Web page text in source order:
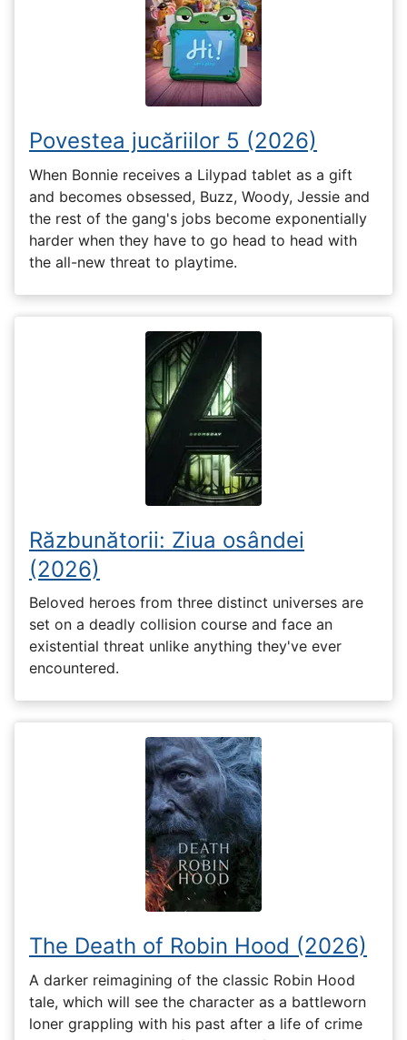
Povestea jucăriilor 5 (2026)
When Bonnie receives a Lilypad tablet as a gift
and becomes obsessed, Buzz, Woody, Jessie and
the rest of the gang's jobs become exponentially
harder when they have to go head to head with
the all-new threat to playtime.
Răzbunătorii: Ziua osândei
(2026)
Beloved heroes from three distinct universes are
set on a deadly collision course and face an
existential threat unlike anything they've ever
encountered.
The Death of Robin Hood (2026)
A darker reimagining of the classic Robin Hood
tale, which will see the character as a battleworn
loner grappling with his past after a life of crime